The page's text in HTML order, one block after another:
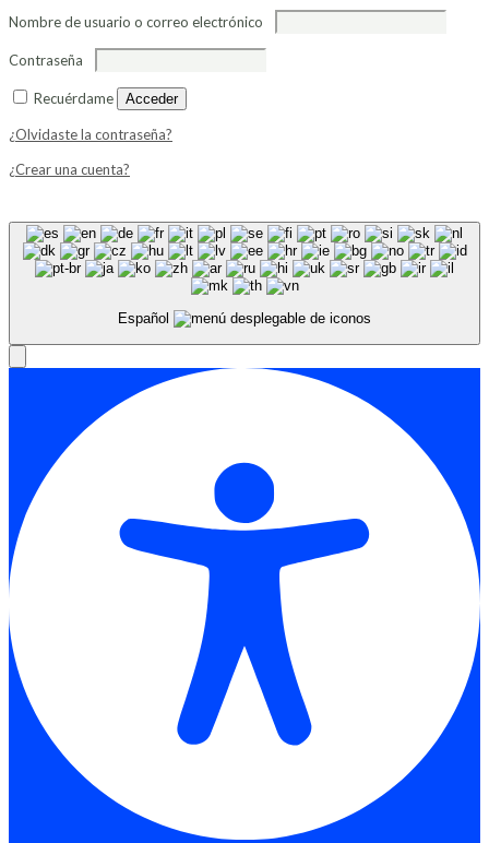
Nombre de usuario o correo electrónico
Contraseña
Recuérdame Acceder
¿Olvidaste la contraseña?
¿Crear una cuenta?
Español